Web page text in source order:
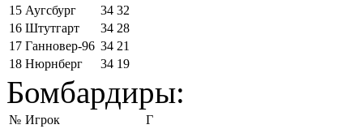
15 Аугсбург 34 32
16 Штутгарт 34 28
17 Ганновер-96 34 21
18 Нюрнберг 34 19
Бомбардиры:
№ Игрок
Г